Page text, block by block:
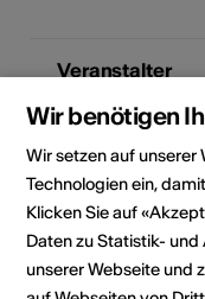
Veranstalter
Wir benötigen
Wir setzen auf unserer
Technologien ein,
Klicken Sie auf
Daten zu Statistik-
unserer Webseite und